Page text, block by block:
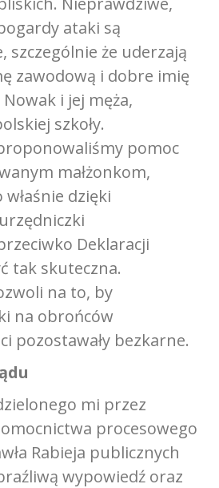
ataki są
szczególnie że uderzają
zawodową i dobre imię
i jej męża,
szkoły.
pomoc
małżonkom,
dzięki
Deklaracji
tak skuteczna.
na to, by
na obrońców
pozostawały bezkarne.
mi przez
procesowego
Rabieja publicznych
wypowiedź oraz